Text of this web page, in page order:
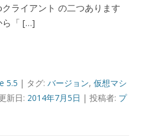
ライアント の二つあります
ら「 […]
5.5 | タグ: バージョン, 仮想マシ
新日: 2014年7月5日 | 投稿者: プ